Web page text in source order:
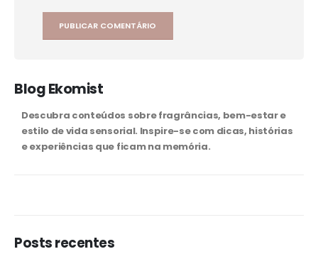
Blog Ekomist
Descubra conteúdos sobre fragrâncias, bem-estar e
estilo de vida sensorial. Inspire-se com dicas, histórias
e experiências que ficam na memória.
Posts recentes